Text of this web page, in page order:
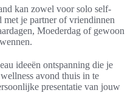
kan zowel voor solo self-
met je partner of vriendinnen
Moederdag of gewoon
ideeën ontspanning die je
avond thuis in te
presentatie van jouw